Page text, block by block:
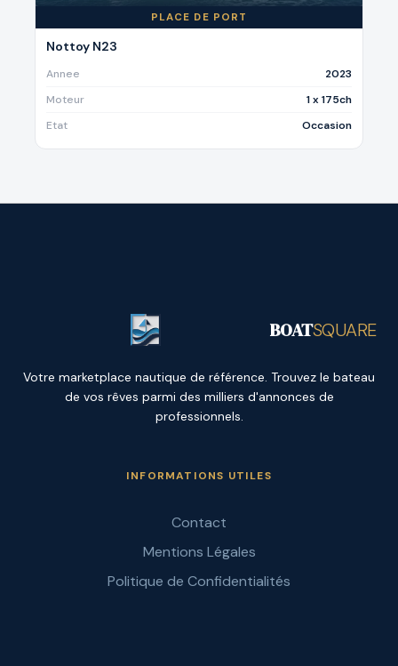
PLACE DE PORT
Nottoy N23
Annee
2023
Moteur
1 x 175ch
Etat
Occasion
BOATSQUARE
Votre marketplace nautique de référence. Trouvez le bateau
de vos rêves parmi des milliers d'annonces de
professionnels.
INFORMATIONS UTILES
Contact
Mentions Légales
Politique de Confidentialités